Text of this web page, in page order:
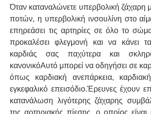
Όταν καταναλώνετε υπερβολική ζάχαρη
ποτών, η υπερβολική ινσουλίνη στο
επηρεάσει τις αρτηρίες σε όλο το
προκαλέσει φλεγμονή και να κάνει
καρδιάς σας παχύτερα και
κανονικόΑυτό μπορεί να οδηγήσει σε
όπως καρδιακή ανεπάρκεια,
εγκεφαλικό επεισόδιο.Έρευνες έχουν
κατανάλωση λιγότερης ζάχαρης
της αρτηριακής πίεσης, ο οποίος είναι